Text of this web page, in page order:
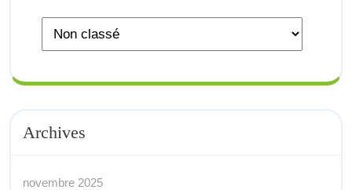
Archives
novembre 2025